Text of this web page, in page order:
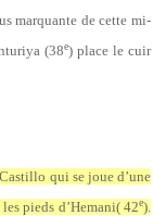
marquante de cette mi-
(38e) place le cuir
qui se joue d’une
pieds d’Hemani( 42e).